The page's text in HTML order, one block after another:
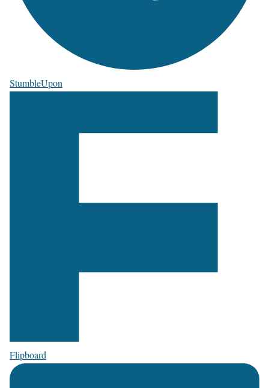
StumbleUpon
Flipboard